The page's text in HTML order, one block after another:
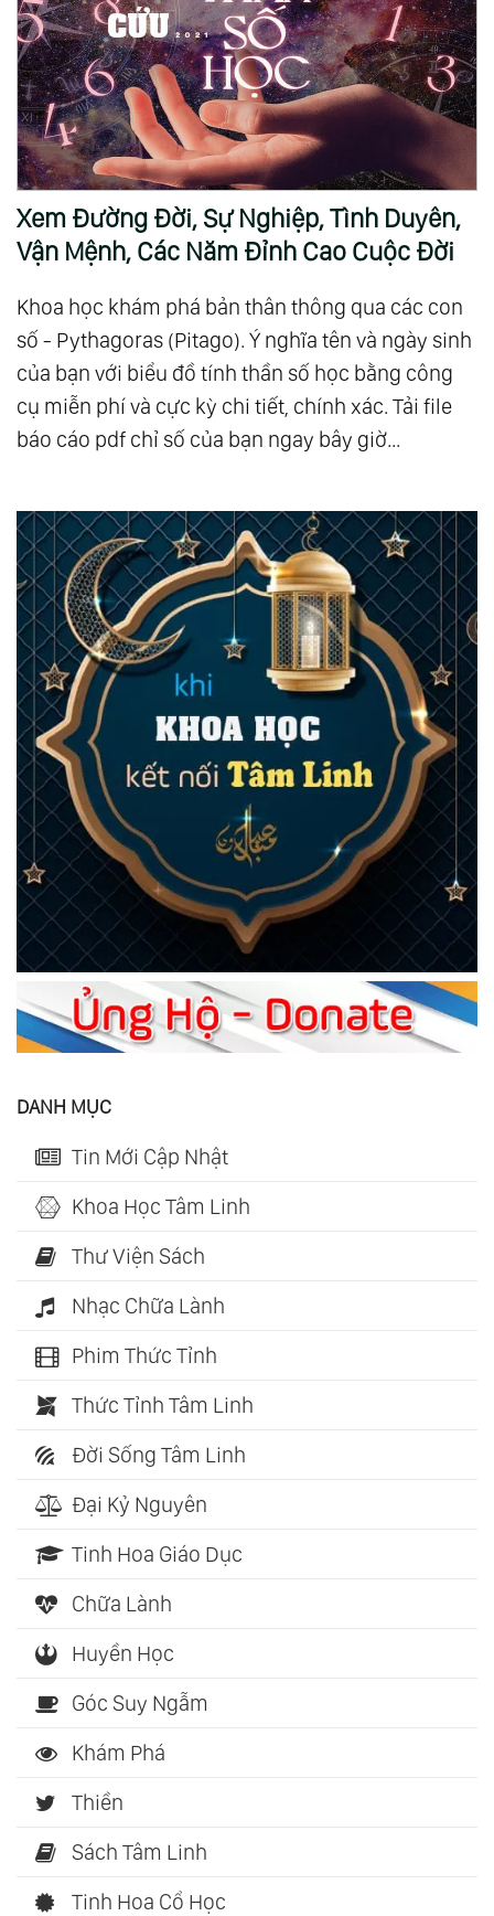
Xem Đường Đời, Sự Nghiệp, Tình Duyên,
Vận Mệnh, Các Năm Đỉnh Cao Cuộc Đời
Khoa học khám phá bản thân thông qua các con
số - Pythagoras (Pitago). Ý nghĩa tên và ngày sinh
của bạn với biểu đồ tính thần số học bằng công
cụ miễn phí và cực kỳ chi tiết, chính xác. Tải file
báo cáo pdf chỉ số của bạn ngay bây giờ...
DANH MỤC
Tin Mới Cập Nhật
Khoa Học Tâm Linh
Thư Viện Sách
Nhạc Chữa Lành
Phim Thức Tỉnh
Thức Tỉnh Tâm Linh
Đời Sống Tâm Linh
Đại Kỷ Nguyên
Tinh Hoa Giáo Dục
Chữa Lành
Huyền Học
Góc Suy Ngẫm
Khám Phá
Thiền
Sách Tâm Linh
Tinh Hoa Cổ Học